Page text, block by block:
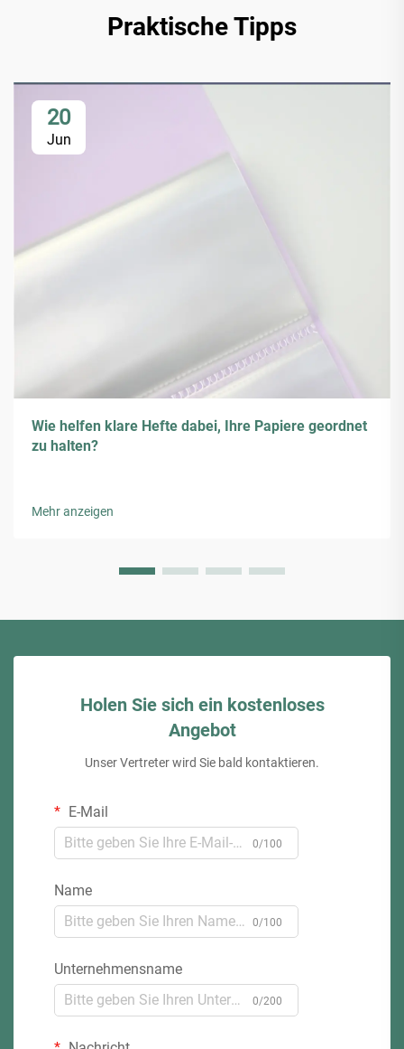
Praktische Tipps
20
Jun
Wie helfen klare Hefte dabei, Ihre Papiere geordnet
zu halten?
Mehr anzeigen
Holen Sie sich ein kostenloses
Angebot
Unser Vertreter wird Sie bald kontaktieren.
E-Mail
0/100
Name
0/100
Unternehmensname
0/200